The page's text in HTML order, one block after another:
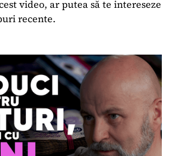
video, ar putea să te intereseze
recente.